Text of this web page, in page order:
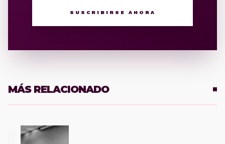
SUSCRIBIRSE AHORA
MÁS RELACIONADO